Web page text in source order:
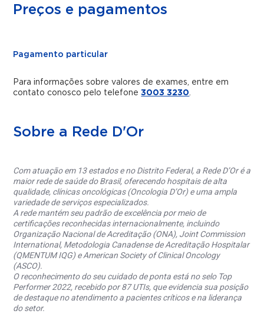
Preços e pagamentos
Pagamento particular
Para informações sobre valores de exames, entre em
contato conosco pelo telefone3003 3230.
Sobre a Rede D'Or
Com atuação em 13 estados e no Distrito Federal, a Rede D’Or é a
maior rede de saúde do Brasil, oferecendo hospitais de alta
qualidade, clínicas oncológicas (Oncologia D’Or) e uma ampla
variedade de serviços especializados.
A rede mantém seu padrão de excelência por meio de
certificações reconhecidas internacionalmente, incluindo
Organização Nacional de Acreditação (ONA), Joint Commission
International, Metodologia Canadense de Acreditação Hospitalar
(QMENTUM IQG) e American Society of Clinical Oncology
(ASCO).
O reconhecimento do seu cuidado de ponta está no selo Top
Performer 2022, recebido por 87 UTIs, que evidencia sua posição
de destaque no atendimento a pacientes críticos e na liderança
do setor.